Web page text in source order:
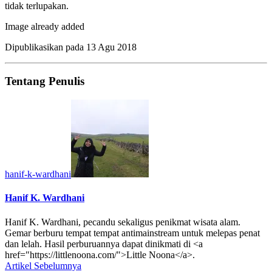
tidak terlupakan.
Image already added
Dipublikasikan pada 13 Agu 2018
Tentang Penulis
hanif-k-wardhani
Hanif K. Wardhani
Hanif K. Wardhani, pecandu sekaligus penikmat wisata alam.
Gemar berburu tempat tempat antimainstream untuk melepas penat
dan lelah. Hasil perburuannya dapat dinikmati di <a
href="https://littlenoona.com/">Little Noona</a>.
Artikel Sebelumnya